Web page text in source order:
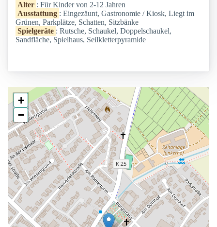
Alter : Für Kinder von 2-12 Jahren
Ausstattung : Eingezäunt, Gastronomie / Kiosk, Liegt im
Grünen, Parkplätze, Schatten, Sitzbänke
Spielgeräte : Rutsche, Schaukel, Doppelschaukel,
Sandfläche, Spielhaus, Seilkletterpyramide
+
−